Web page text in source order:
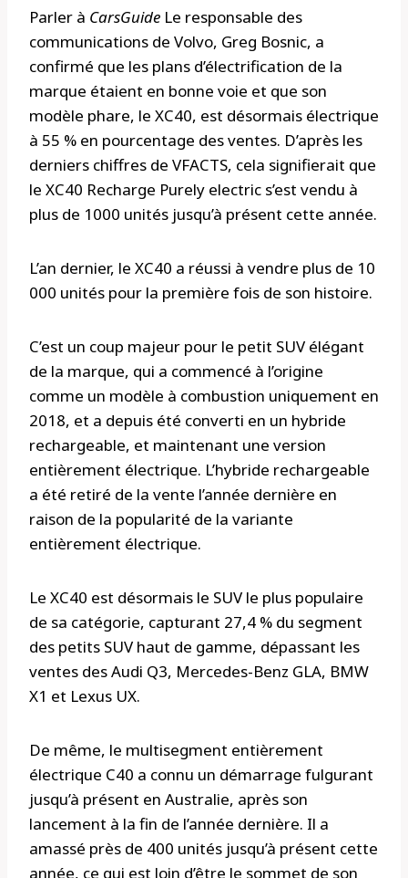
Parler à CarsGuide Le responsable des
communications de Volvo, Greg Bosnic, a
confirmé que les plans d’électrification de la
marque étaient en bonne voie et que son
modèle phare, le XC40, est désormais électrique
à 55 % en pourcentage des ventes. D’après les
derniers chiffres de VFACTS, cela signifierait que
le XC40 Recharge Purely electric s’est vendu à
plus de 1000 unités jusqu’à présent cette année.
L’an dernier, le XC40 a réussi à vendre plus de 10
000 unités pour la première fois de son histoire.
C’est un coup majeur pour le petit SUV élégant
de la marque, qui a commencé à l’origine
comme un modèle à combustion uniquement en
2018, et a depuis été converti en un hybride
rechargeable, et maintenant une version
entièrement électrique. L’hybride rechargeable
a été retiré de la vente l’année dernière en
raison de la popularité de la variante
entièrement électrique.
Le XC40 est désormais le SUV le plus populaire
de sa catégorie, capturant 27,4 % du segment
des petits SUV haut de gamme, dépassant les
ventes des Audi Q3, Mercedes-Benz GLA, BMW
X1 et Lexus UX.
De même, le multisegment entièrement
électrique C40 a connu un démarrage fulgurant
jusqu’à présent en Australie, après son
lancement à la fin de l’année dernière. Il a
amassé près de 400 unités jusqu’à présent cette
année, ce qui est loin d’être le sommet de son